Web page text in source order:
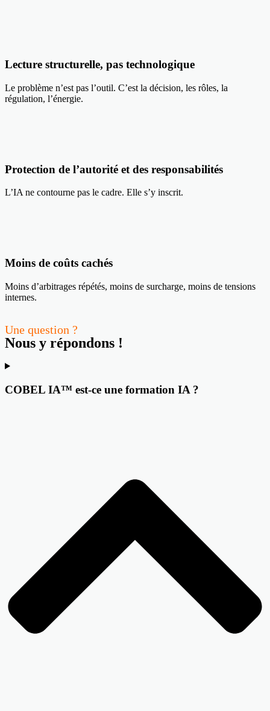
Lecture structurelle, pas technologique
Le problème n’est pas l’outil. C’est la décision, les rôles, la
régulation, l’énergie.
Protection de l’autorité et des responsabilités
L’IA ne contourne pas le cadre. Elle s’y inscrit.
Moins de coûts cachés
Moins d’arbitrages répétés, moins de surcharge, moins de tensions
internes.
Une question ?
Nous y répondons !
COBEL IA™ est-ce une formation IA ?